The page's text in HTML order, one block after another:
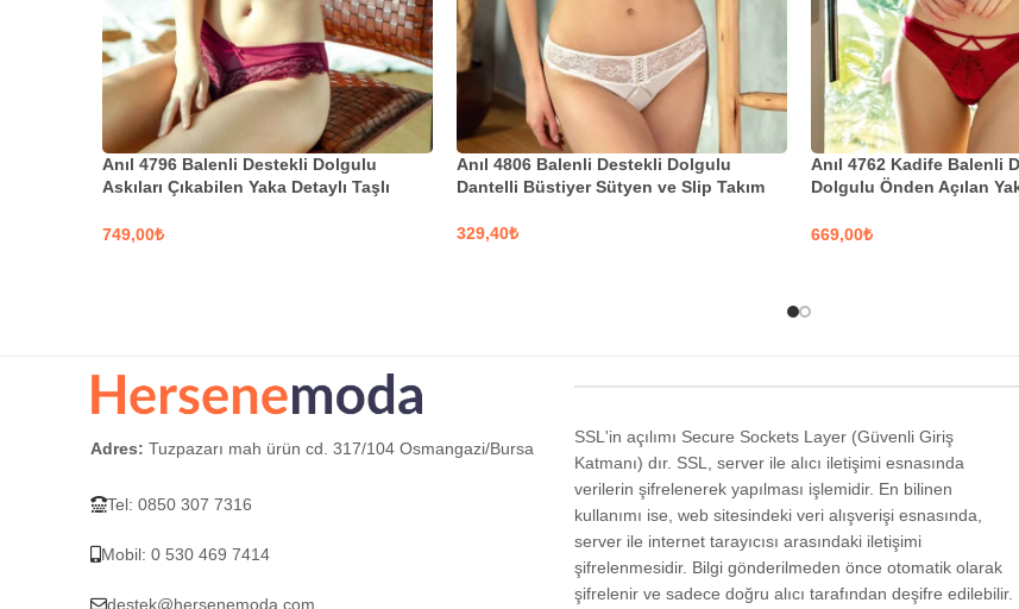
Anıl 4796 Balenli Destekli Dolgulu
Askıları Çıkabilen Yaka Detaylı Taşlı
₺
Anıl 4806 Balenli Destekli Dolgulu
Dantelli Büstiyer Sütyen ve Slip Takım
₺
Anıl 4762 Kadife Balenli
Dolgulu Önden Açılan
₺
Adres: Tuzpazarı mah ürün cd. 317/104 Osmangazi/Bursa
Tel: 0850 307 7316
Mobil: 0 530 469 7414
destek@hersenemoda.com
SSL'in açılımı Secure Sockets Layer (Güvenli Giriş
Katmanı) dır. SSL, server ile alıcı iletişimi esnasında
verilerin şifrelenerek yapılması işlemidir. En bilinen
kullanımı ise, web sitesindeki veri alışverişi esnasında,
server ile internet tarayıcısı arasındaki iletişimi
şifrelenmesidir. Bilgi gönderilmeden önce otomatik olarak
şifrelenir ve sadece doğru alıcı tarafından deşifre edilebilir.